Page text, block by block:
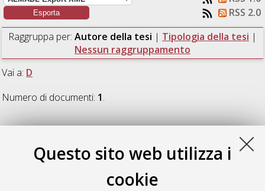
Questo sito web utilizza i
cookie
RSS 2.0
Raggruppa per: Autore della tesi | Tipologia della tesi |
Nessun raggruppamento
Vai a: D
Numero di documenti: 1.
D
De Nardi, Dario
Advanced Driver Assistance System on a racing prototype in the